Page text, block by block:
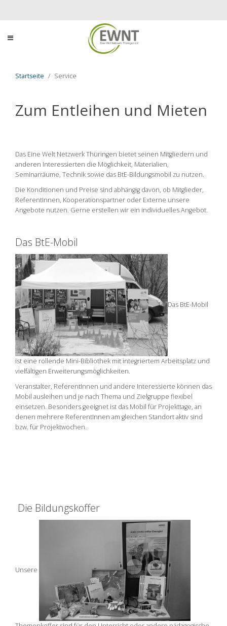
Startseite Service
Zum Entleihen und Mieten
Das Eine Welt Netzwerk Thüringen bietet seinen Mitgliedern und
anderen Interessierten die Möglichkeit, Materialien,
Seminarräume, Technik sowie das BtE-Bildungsmobil zu nutzen.
Die Konditionen und Preise sind abhängig davon, ob Mitglieder,
ReferentInnen, Kooperationspartner oder Externe unsere
Angebote nutzen. Gerne erstellen wir ein individuelles Angebot.
Das BtE-Mobil
Das BtE-Mobil
ist eine rollende Mini-Bibliothek mit integriertem Arbeitsplatz und
vielfältigen Erweiterungsmöglichkeiten.
Veranstalter, ReferentInnen und andere Interessierte können das
Mobil ausleihen und je nach Thema und Zielgruppe flexibel
einsetzen. Besonders geeignet ist das Mobil für Projekttage, an
denen mehrere ReferentInnen am gleichen Standort aktiv sind
bzw. für Projektwochen.
Die Bildungskoffer
Unsere